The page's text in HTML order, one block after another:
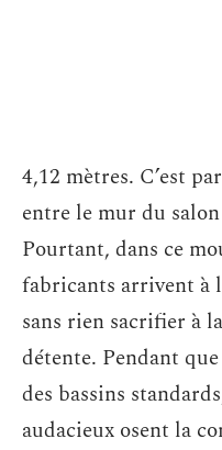
4,12 mètres. C’est
entre le mur du
Pourtant, dans ce
fabricants arrivent à
sans rien sacrifier à
détente. Pendant
des bassins
audacieux osent la